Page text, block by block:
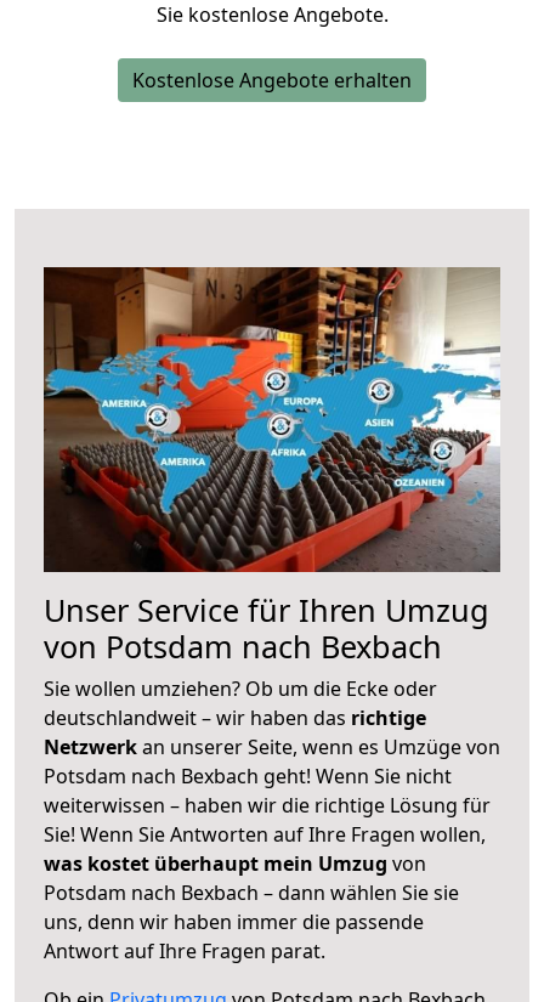
Sie kostenlose Angebote.
Kostenlose Angebote erhalten
Unser Service für Ihren Umzug
von Potsdam nach Bexbach
Sie wollen umziehen? Ob um die Ecke oder
deutschlandweit – wir haben das richtige
Netzwerkan unserer Seite, wenn es Umzüge von
Potsdam nach Bexbach geht! Wenn Sie nicht
weiterwissen – haben wir die richtige Lösung für
Sie! Wenn Sie Antworten auf Ihre Fragen wollen,
was kostet überhaupt mein Umzug von
Potsdam nach Bexbach – dann wählen Sie sie
uns, denn wir haben immer die passende
Antwort auf Ihre Fragen parat.